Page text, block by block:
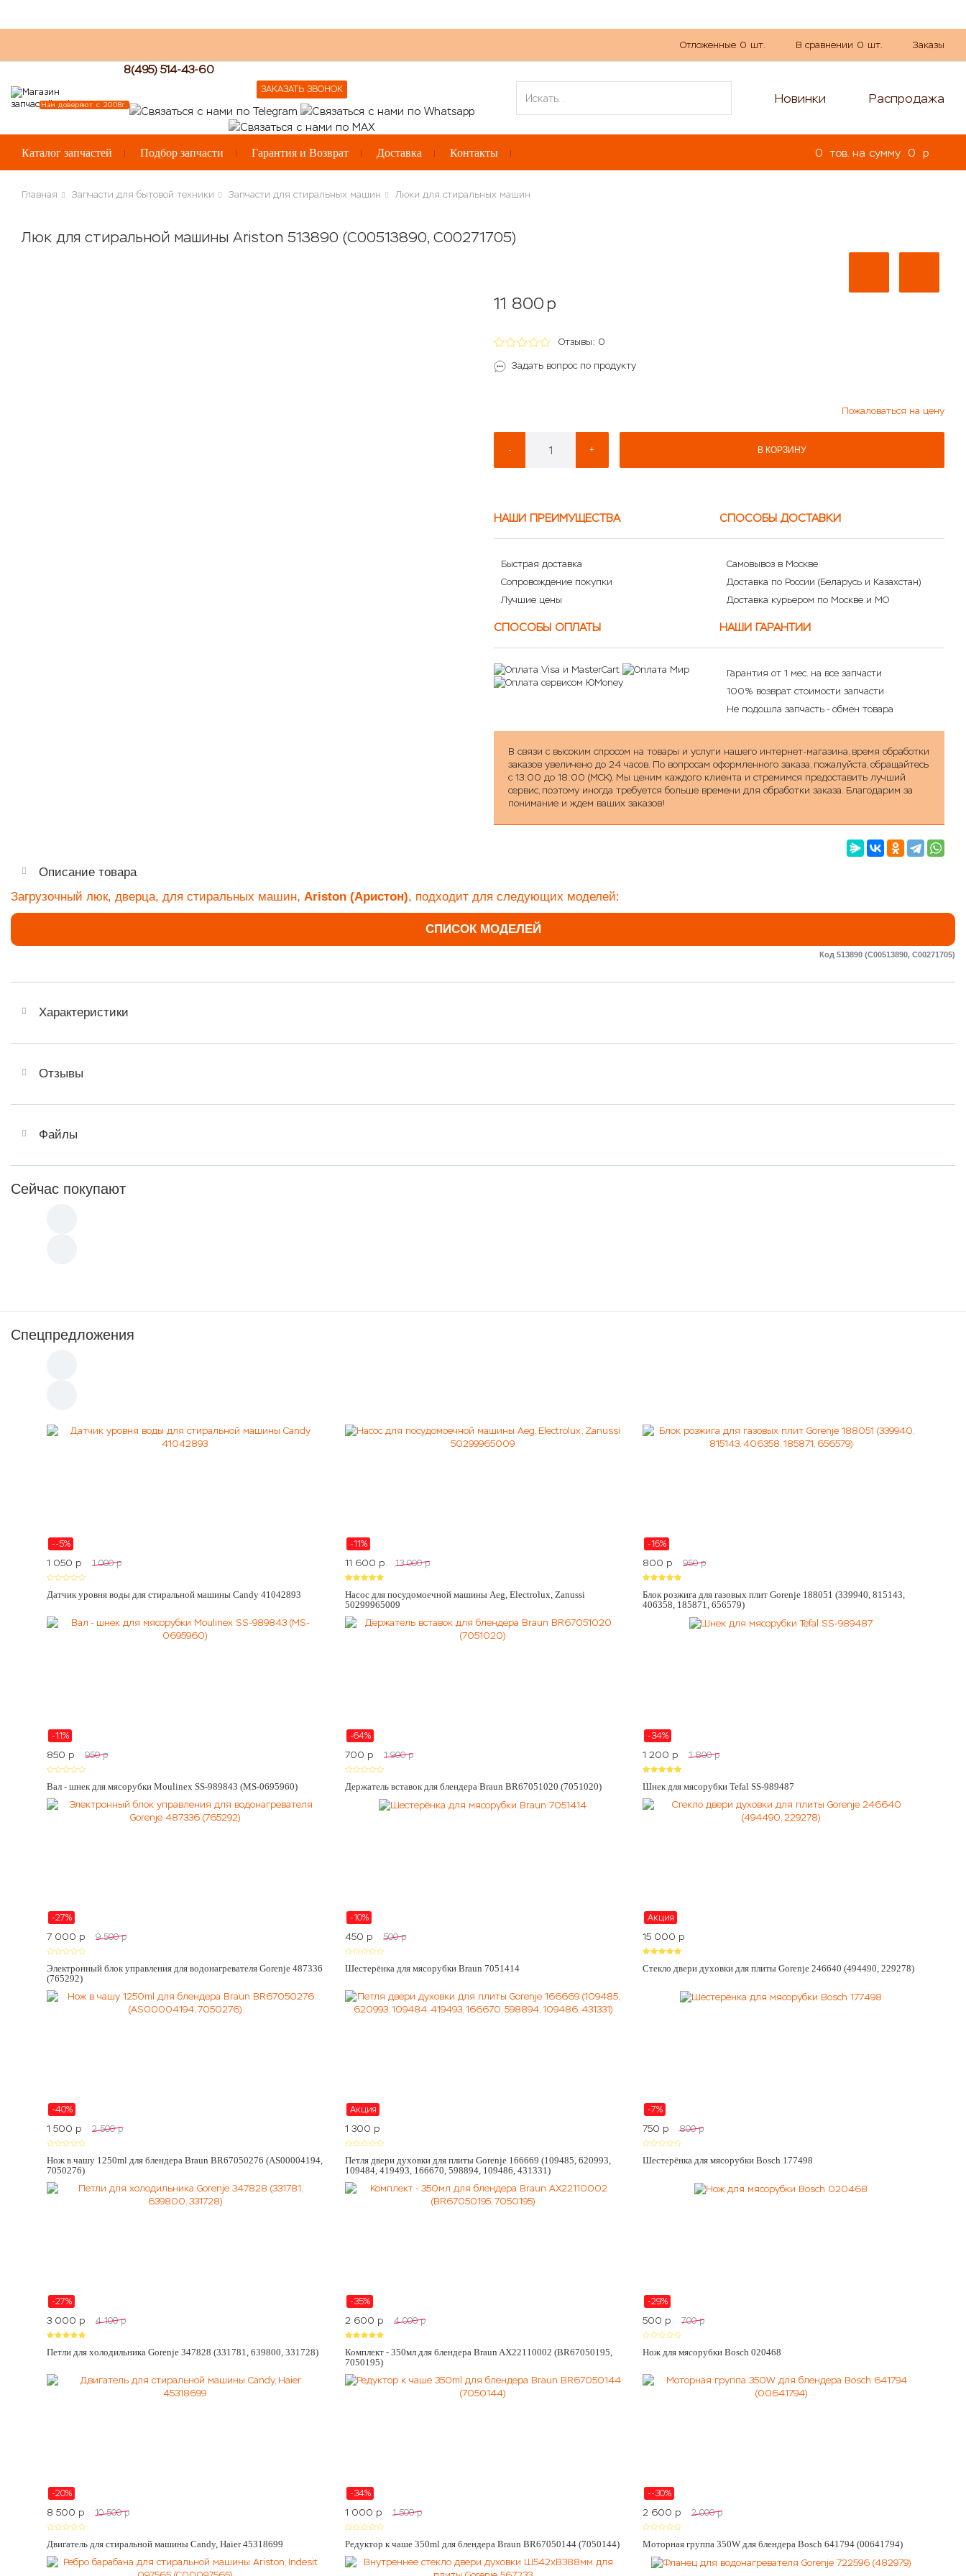
Отложенные 0 шт. В сравнении 0 шт. Заказы
Нам доверяют с 2008г.
8(495) 514-43-60
ЗАКАЗАТЬ ЗВОНОК
Новинки Распродажа
Каталог запчастей Подбор запчасти Гарантия и Возврат Доставка Контакты 0 тов. на сумму 0 p
Главная Запчасти для бытовой техники Запчасти для стиральных машин Люки для стиральных машин
Люк для стиральной машины Ariston 513890 (C00513890, C00271705)
11 800 p
Отзывы: 0
Задать вопрос по продукту
Пожаловаться на цену
- + В КОРЗИНУ
НАШИ ПРЕИМУЩЕСТВА
Быстрая доставка
Сопровождение покупки
Лучшие цены
СПОСОБЫ ДОСТАВКИ
Самовывоз в Москве
Доставка по России (Беларусь и Казахстан)
Доставка курьером по Москве и МО
СПОСОБЫ ОПЛАТЫ НАШИ ГАРАНТИИ
Гарантия от 1 мес. на все запчасти
100% возврат стоимости запчасти
Не подошла запчасть - обмен товара
В связи с высоким спросом на товары и услуги нашего интернет-магазина, время обработки
заказов увеличено до 24 часов. По вопросам оформленного заказа, пожалуйста, обращайтесь
с 13:00 до 18:00 (МСК). Мы ценим каждого клиента и стремимся предоставить лучший
сервис, поэтому иногда требуется больше времени для обработки заказа. Благодарим за
понимание и ждем ваших заказов!
Описание товара
Загрузочный люк, дверца, для стиральных машин, Ariston (Аристон), подходит для следующих моделей:
СПИСОК МОДЕЛЕЙ
Код 513890 (C00513890, C00271705)
Характеристики
Отзывы
Файлы
Сейчас покупают
Спецпредложения
--5%
1 050 p 1 000 p
Датчик уровня воды для стиральной машины Candy 41042893
-11%
11 600 p 13 000 p
Насос для посудомоечной машины Aeg, Electrolux, Zanussi
50299965009
-16%
800 p 950 p
Блок розжига для газовых плит Gorenje 188051 (339940, 815143,
406358, 185871, 656579)
-11%
850 p 950 p
Вал - шнек для мясорубки Moulinex SS-989843 (MS-0695960)
-64%
700 p 1 900 p
Держатель вставок для блендера Braun BR67051020 (7051020)
-34%
1 200 p 1 800 p
Шнек для мясорубки Tefal SS-989487
-27%
7 000 p 9 500 p
Электронный блок управления для водонагревателя Gorenje 487336
(765292)
-10%
450 p 500 p
Шестерёнка для мясорубки Braun 7051414
Акция
15 000 p
Стекло двери духовки для плиты Gorenje 246640 (494490, 229278)
-40%
1 500 p 2 500 p
Нож в чашу 1250ml для блендера Braun BR67050276 (AS00004194,
7050276)
Акция
1 300 p
Петля двери духовки для плиты Gorenje 166669 (109485, 620993,
109484, 419493, 166670, 598894, 109486, 431331)
-7%
750 p 800 p
Шестерёнка для мясорубки Bosch 177498
-27%
3 000 p 4 100 p
Петли для холодильника Gorenje 347828 (331781, 639800, 331728)
-35%
2 600 p 4 000 p
Комплект - 350мл для блендера Braun AX22110002 (BR67050195,
7050195)
-29%
500 p 700 p
Нож для мясорубки Bosch 020468
-20%
8 500 p 10 500 p
Двигатель для стиральной машины Candy, Haier 45318699
-34%
1 000 p 1 500 p
Редуктор к чаше 350ml для блендера Braun BR67050144 (7050144)
--30%
2 600 p 2 000 p
Моторная группа 350W для блендера Bosch 641794 (00641794)